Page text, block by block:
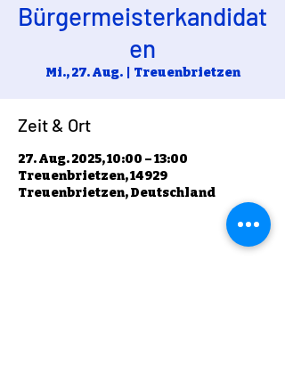
Bürgermeisterkandidat
en
Mi., 27. Aug.
  |
Treuenbrietzen
Zeit & Ort
27. Aug. 2025, 10:00 – 13:00
Treuenbrietzen, 14929
Treuenbrietzen, Deutschland